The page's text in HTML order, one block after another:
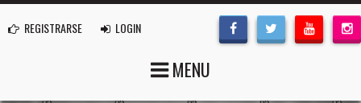
REGISTRARSE LOGIN
MENU